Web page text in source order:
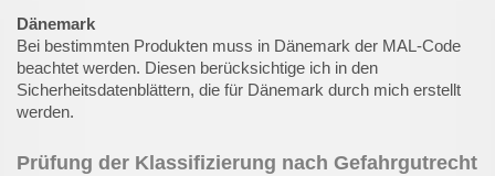
Dänemark
Bei bestimmten Produkten muss in Dänemark der MAL-Code
beachtet werden. Diesen berücksichtige ich in den
Sicherheitsdatenblättern, die für Dänemark durch mich erstellt
werden.
Prüfung der Klassifizierung nach Gefahrgutrecht